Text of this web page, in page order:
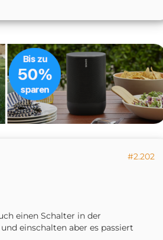
#2.202
einen Schalter in der
einschalten aber es passiert